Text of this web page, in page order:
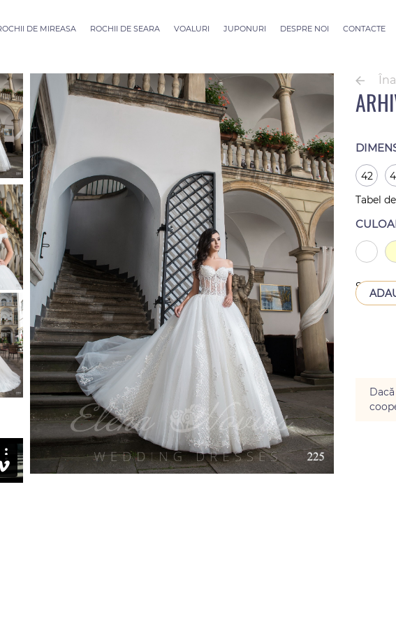
DE MIREASA
Athens
Couture
ROCHII DE SEARA
Allure
VOALURI
Voaluri Thessaloniki
Voaluri Athens
Voaluri Dubai Couture
Voaluri Rome
JUPONURI DESPRE NOI CONTACTE
42
Tabel
Scos